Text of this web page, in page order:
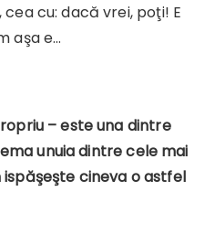
cu: dacă vrei, poţi! E
aşa e…
– este una dintre
unuia dintre cele mai
cineva o astfel